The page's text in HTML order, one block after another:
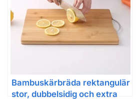
Bambuskärbräda rektangulär
stor, dubbel­sidig och extra